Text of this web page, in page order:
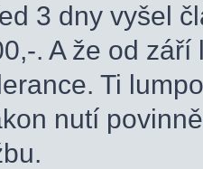
3 dny vyšel
. A že od
Ti
nutí